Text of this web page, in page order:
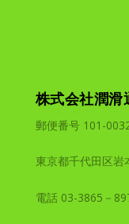
株式会社潤滑
郵便番号 101-
東京都千代田区岩
電話 03-3865－